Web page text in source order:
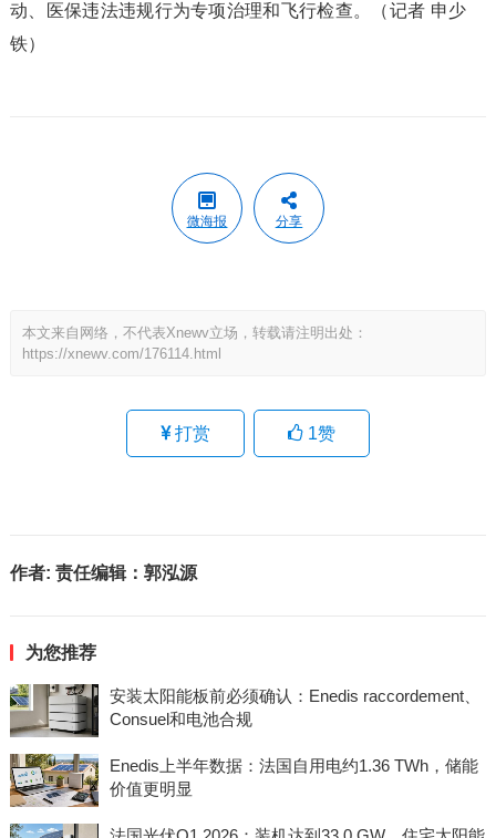
动、医保违法违规行为专项治理和飞行检查。（记者 申少
铁）
微海报 分享
本文来自网络，不代表Xnewv立场，转载请注明出处：
https://xnewv.com/176114.html
打赏 1赞
作者: 责任编辑：郭泓源
为您推荐
安装太阳能板前必须确认：Enedis raccordement、
Consuel和电池合规
Enedis上半年数据：法国自用电约1.36 TWh，储能
价值更明显